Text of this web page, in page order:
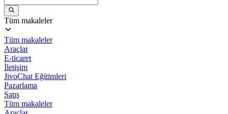
Tüm makaleler
Tüm makaleler
Araçlar
E-ticaret
İletişim
JivoChat Eğitimleri
Pazarlama
Satış
Tüm makaleler